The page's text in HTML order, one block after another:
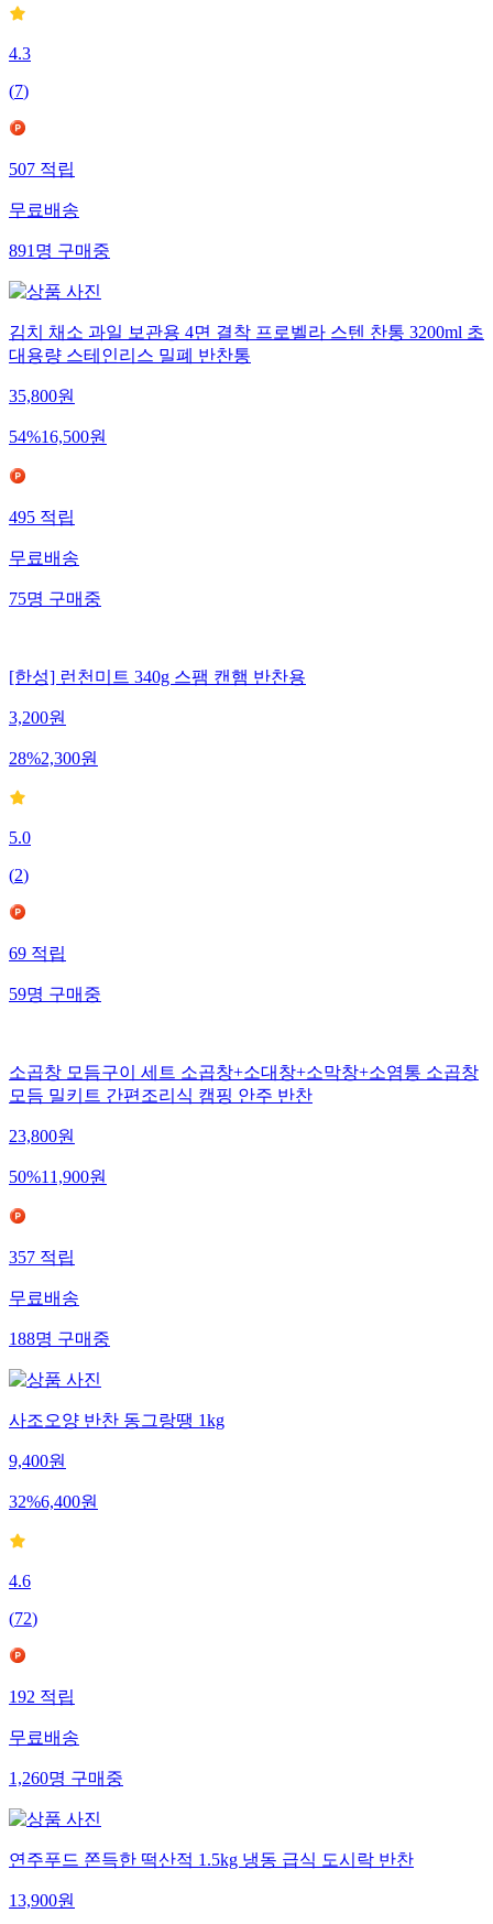
4.3
(7)
507적립
무료배송
891명구매중
김치 채소 과일 보관용 4면 결착 프로벨라 스텐 찬통 3200ml 초
대용량 스테인리스 밀폐 반찬통
35,800원
54%16,500원
495적립
무료배송
75명구매중
[한성] 런천미트 340g 스팸 캔햄 반찬용
3,200원
28%2,300원
5.0
(2)
69적립
59명구매중
소곱창 모듬구이 세트 소곱창+소대창+소막창+소염통 소곱창
모듬 밀키트 간편조리식 캠핑 안주 반찬
23,800원
50%11,900원
357적립
무료배송
188명구매중
사조오양 반찬 동그랑땡 1kg
9,400원
32%6,400원
4.6
(72)
192적립
무료배송
1,260명구매중
연주푸드 쫀득한 떡산적 1.5kg 냉동 급식 도시락 반찬
13,900원